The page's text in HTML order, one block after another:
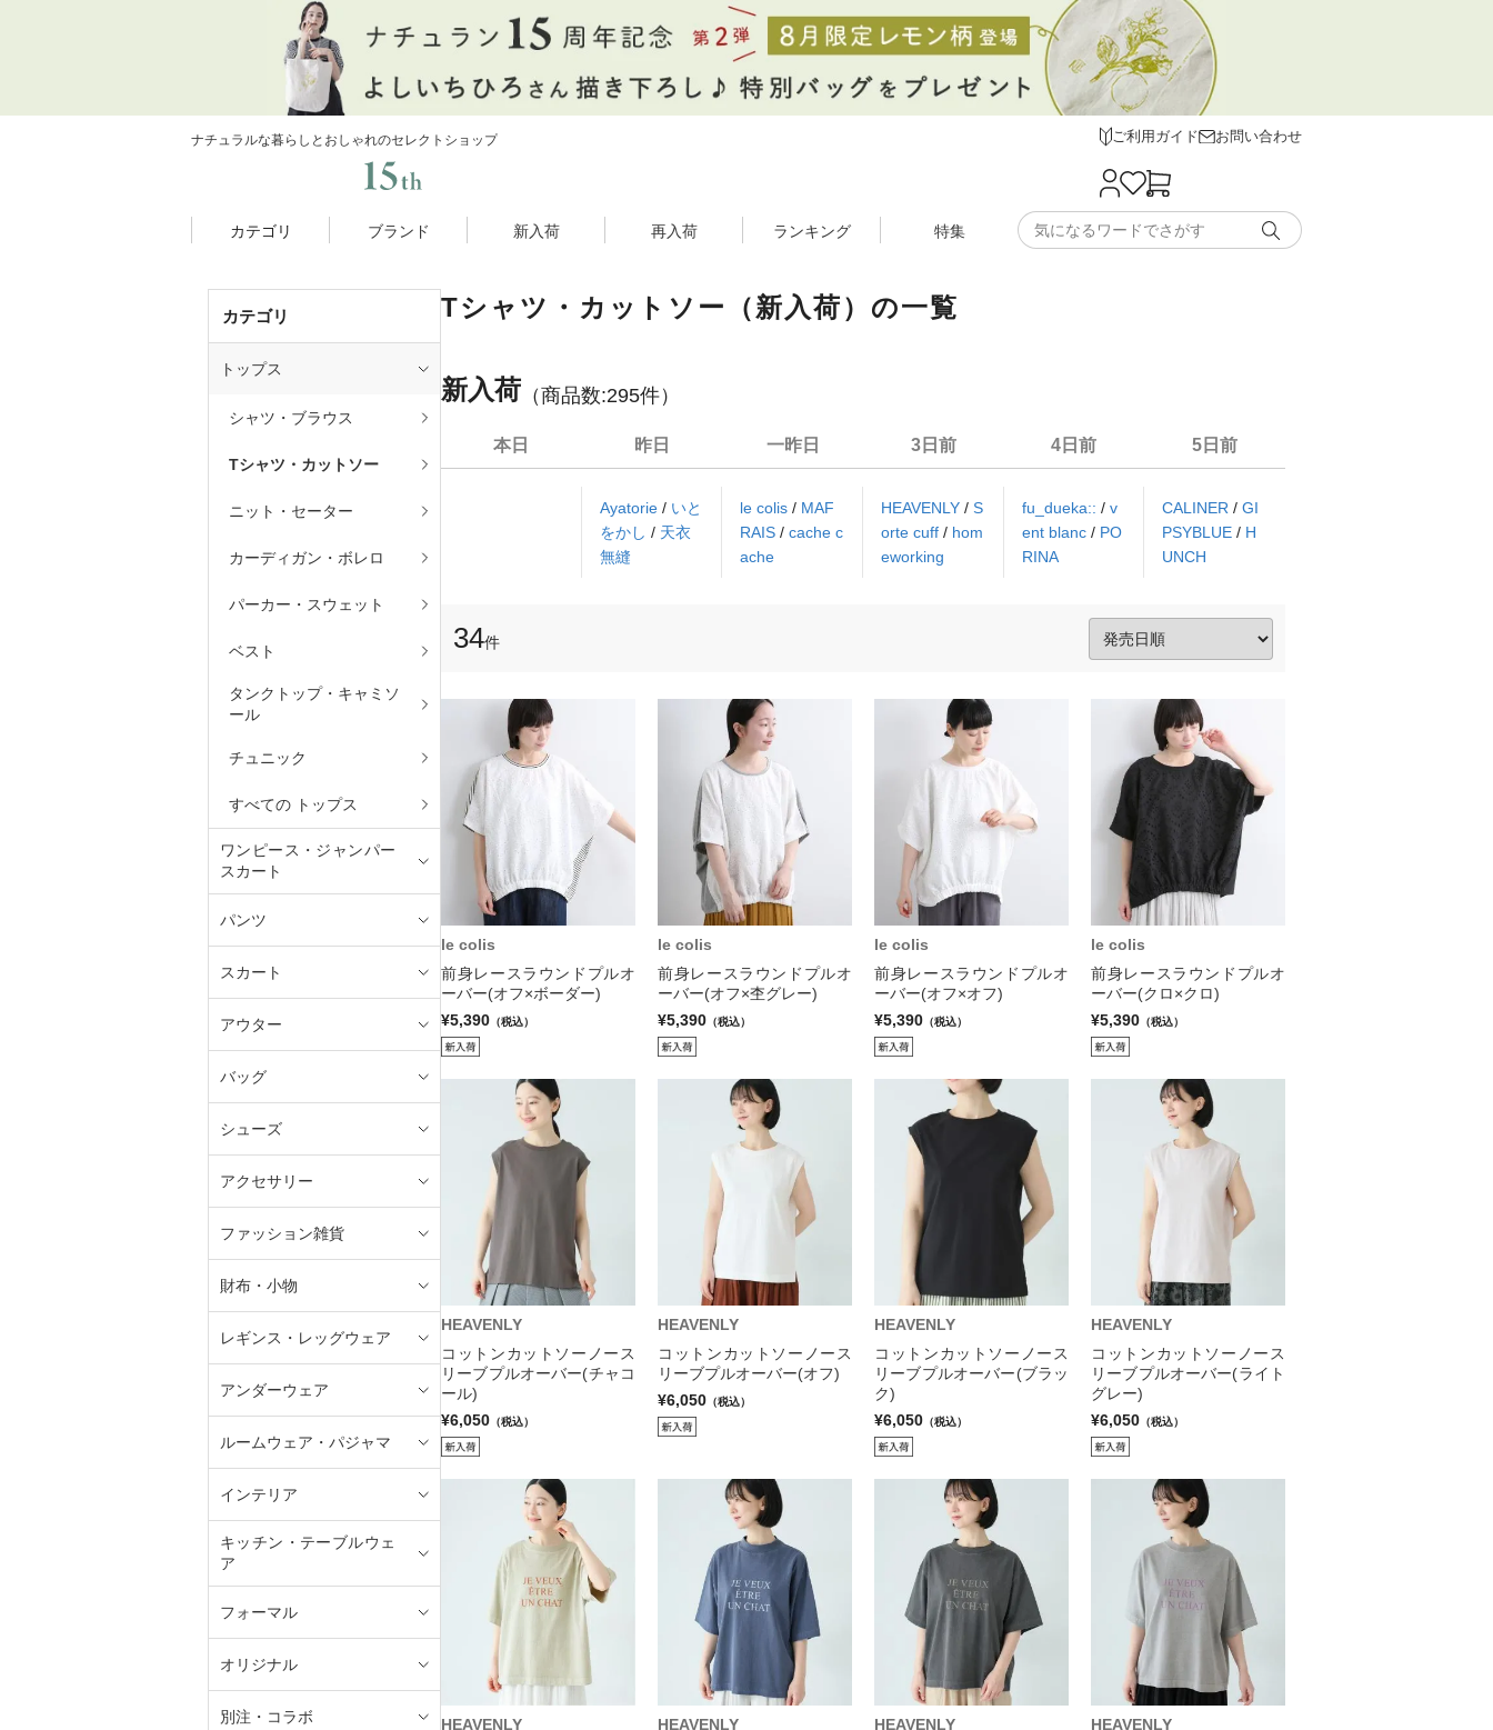
ナチュラルな暮らしとおしゃれのセレクトショップ ご利用ガイド お問い合わせ
カテゴリ ブランド 新入荷 再入荷 ランキング 特集
カテゴリ
トップス
シャツ・ブラウス
Tシャツ・カットソー
ニット・セーター
カーディガン・ボレロ
パーカー・スウェット
ベスト
タンクトップ・キャミソ
ール
チュニック
すべての トップス
ワンピース・ジャンパー
スカート
パンツ
スカート
アウター
バッグ
シューズ
アクセサリー
ファッション雑貨
財布・小物
レギンス・レッグウェア
アンダーウェア
ルームウェア・パジャマ
インテリア
キッチン・テーブルウェ
ア
フォーマル
オリジナル
別注・コラボ
Tシャツ・カットソー（新入荷）の一覧
新入荷 （商品数:295件）
本日 昨日
Ayatorie / いと
をかし / 天衣
無縫
一昨日
le colis/ MAF
RAIS/cache c
ache
3日前
HEAVENLY / S
orte cuff / hom
eworking
4日前
fu_dueka:: / v
ent blanc / PO
RINA
5日前
CALINER/GI
PSYBLUE/ H
UNCH
34件
le colis
前身レースラウンドプルオ
ーバー(オフ×ボーダー)
¥5,390 （税込）
le colis
前身レースラウンドプルオ
ーバー(オフ×杢グレー)
¥5,390 （税込）
le colis
前身レースラウンドプルオ
ーバー(オフ×オフ)
¥5,390 （税込）
le colis
前身レースラウンドプルオ
ーバー(クロ×クロ)
¥5,390 （税込）
HEAVENLY
コットンカットソーノース
リーブプルオーバー(チャコ
ール)
¥6,050 （税込）
HEAVENLY
コットンカットソーノース
リーブプルオーバー(オフ)
¥6,050 （税込）
HEAVENLY
コットンカットソーノース
リーブプルオーバー(ブラッ
ク)
¥6,050 （税込）
HEAVENLY
コットンカットソーノース
リーブプルオーバー(ライト
グレー)
¥6,050 （税込）
HEAVENLY
HEAVENLY
HEAVENLY
HEAVENLY